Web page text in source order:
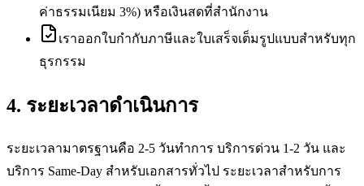
ค่าธรรมเนียม 3%) หรือเงินสดที่สำนักงาน
เราออกใบกำกับภาษีและใบเสร็จเต็มรูปแบบสำหรับทุก
ธุรกรรม
4. ระยะเวลาดำเนินการ
ระยะเวลามาตรฐานคือ 2-5 วันทำการ บริการด่วน 1-2 วัน และ
บริการ Same-Day สำหรับเอกสารทั่วไป ระยะเวลาสำหรับการ